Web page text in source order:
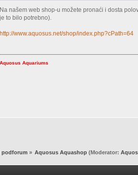
Na našem web shop-u možete pronaći i dosta
je to bilo potrebno).
http://www.aquosus.net/shop/index.php?cPath=64
Aquosus Aquariums
podforum » Aquosus Aquashop (Moderator: